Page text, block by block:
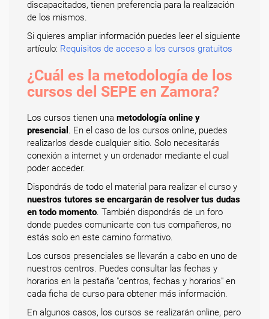
discapacitados, tienen preferencia para la realización
de los mismos.
Si quieres ampliar información puedes leer el siguiente
artículo: Requisitos de acceso a los cursos gratuitos
¿Cuál es la metodología de los
cursos del SEPE en Zamora?
Los cursos tienen una metodología online y
presencial . En el caso de los cursos online, puedes
realizarlos desde cualquier sitio. Solo necesitarás
conexión a internet y un ordenador mediante el cual
poder acceder.
Dispondrás de todo el material para realizar el curso y
nuestros tutores se encargarán de resolver tus dudas
en todo momento. También dispondrás de un foro
donde puedes comunicarte con tus compañeros, no
estás solo en este camino formativo.
Los cursos presenciales se llevarán a cabo en uno de
nuestros centros. Puedes consultar las fechas y
horarios en la pestaña "centros, fechas y horarios" en
cada ficha de curso para obtener más información.
En algunos casos, los cursos se realizarán online, pero